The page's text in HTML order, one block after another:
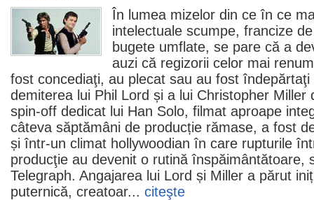
În lumea mizelor din ce în ce
intelectuale scumpe, francize
bugete umflate, se pare că a
auzi că regizorii celor mai
fost concediaţi, au plecat sau au fost
demiterea lui Phil Lord și a lui Christopher Miller
spin-off dedicat lui Han Solo, filmat aproape
câteva săptămâni de producție rămase, a fost
și într-un climat hollywoodian în care rupturile
producţie au devenit o rutină înspăimântătoare,
Telegraph. Angajarea lui Lord și Miller a părut
puternică, creatoar... citeşte